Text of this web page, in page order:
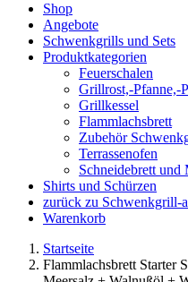
Shop
Angebote
Schwenkgrills und Sets
Produktkategorien
Feuerschalen
Grillrost,-Pfanne,-
Grillkessel
Flammlachsbrett
Zubehör
Terrassenofen
Schneidebrett und
Shirts und Schürzen
zurück zu Schwenkgrill-
Warenkorb
Startseite
Flammlachsbrett Starter